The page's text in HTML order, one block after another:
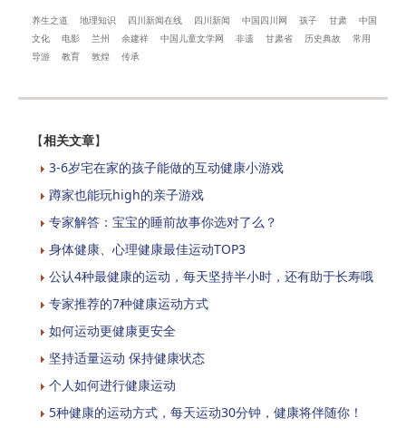
养生之道 地理知识 四川新闻在线 四川新闻 中国四川网 孩子 甘肃
中国
文化
电影 兰州 余建祥 中国儿童文学网 非遗 甘肃省 历史典故
常用
导游
教育 敦煌 传承
【相关文章】
3-6岁宅在家的孩子能做的互动健康小游戏
蹲家也能玩high的亲子游戏
专家解答：宝宝的睡前故事你选对了么？
身体健康、心理健康最佳运动TOP3
公认4种最健康的运动，每天坚持半小时，还有助于长寿哦
专家推荐的7种健康运动方式
如何运动更健康更安全
坚持适量运动 保持健康状态
个人如何进行健康运动
5种健康的运动方式，每天运动30分钟，健康将伴随你！